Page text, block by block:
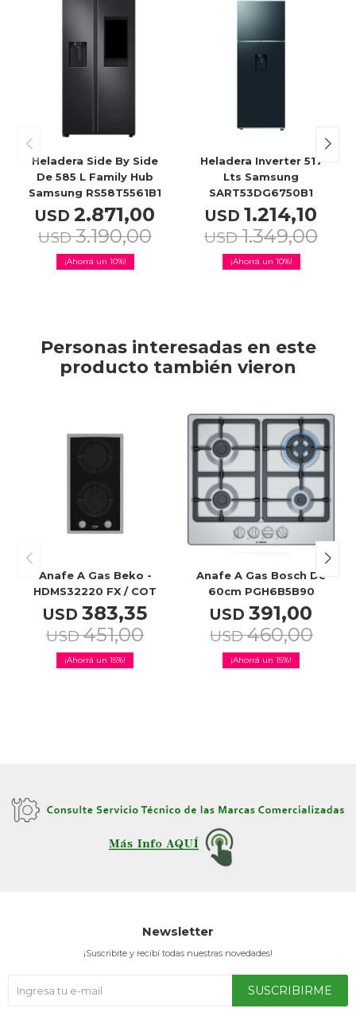
Heladera Side By Side
De 585 L Family Hub
Samsung RS58T5561B1
USD 2.871,00
USD 3.190,00
10
Heladera Inverter 517
Lts Samsung
SART53DG6750B1
USD 1.214,10
USD 1.349,00
10
Personas interesadas en este
producto también vieron
Anafe A Gas Beko -
HDMS32220 FX / COT
USD 383,35
USD 451,00
15
Anafe A Gas Bosch De
60cm PGH6B5B90
USD 391,00
USD 460,00
15
Newsletter
¡Suscribite y recibí todas nuestras novedades!
SUSCRIBIRME